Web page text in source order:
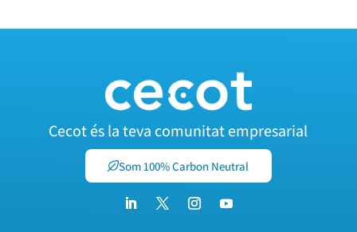
Cecot és la teva comunitat empresarial
Som 100% Carbon Neutral